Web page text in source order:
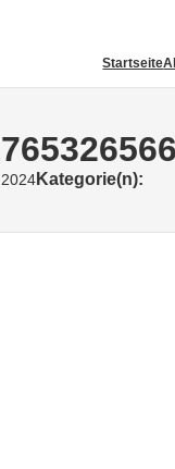
Startseite
Kategorie(n):